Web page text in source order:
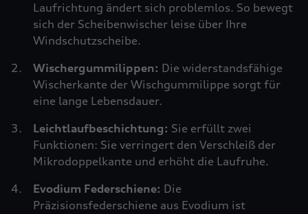
Laufrichtung ändert sich problemlos. So bewegt
sich der Scheibenwischer leise über Ihre
Windschutzscheibe.
Wischergummilippen: Die widerstandsfähige
Wischerkante der Wischgummilippe sorgt für
eine lange Lebensdauer.
Leichtlaufbeschichtung: Sie erfüllt zwei
Funktionen: Sie verringert den Verschleiß der
Mikrodoppelkante und erhöht die Laufruhe.
Evodium Federschiene: Die
Präzisionsfederschiene aus Evodium ist